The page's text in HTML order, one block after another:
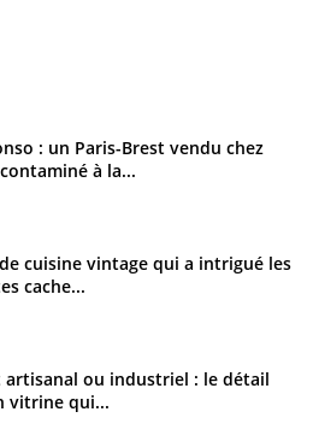
: un Paris-Brest vendu chez
à la...
cuisine vintage qui a intrigué les
cache...
artisanal ou industriel : le détail
vitrine qui...